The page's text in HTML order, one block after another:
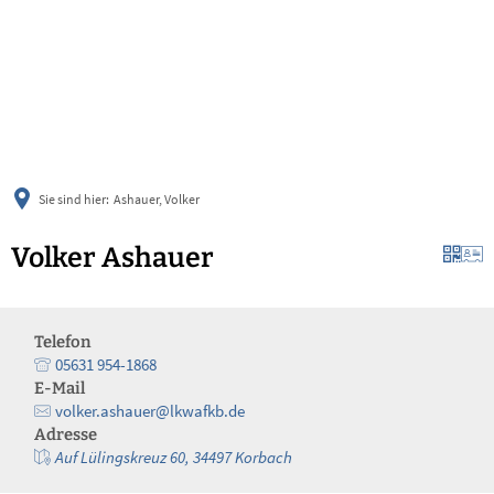
Sie sind hier: Ashauer, Volker
Volker Ashauer
Telefon
05631 954-1868
E-Mail
volker.ashauer@lkwafkb.de
Adresse
Auf Lülingskreuz 60, 34497 Korbach